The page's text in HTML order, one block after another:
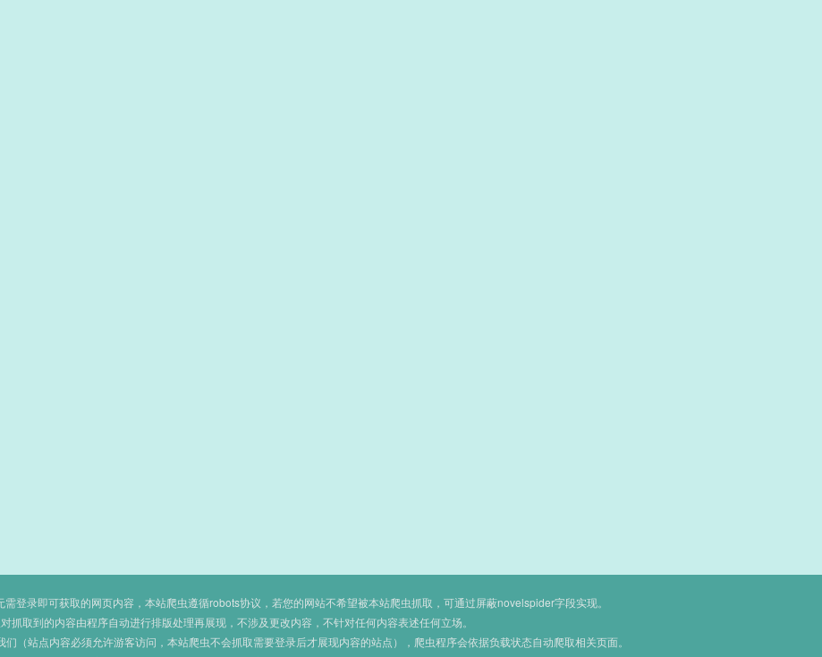
登录即可获取的网页内容，本站爬虫遵循robots协议，若您的网站不希望被本站爬虫抓取，可通过屏蔽novelspider字段实现。
抓取到的内容由程序自动进行排版处理再展现，不涉及更改内容，不针对任何内容表述任何立场。
（站点内容必须允许游客访问，本站爬虫不会抓取需要登录后才展现内容的站点），爬虫程序会依据负载状态自动爬取相关页面。